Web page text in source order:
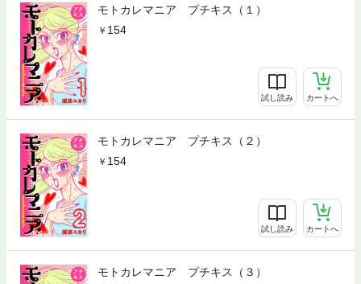
モトカレマニア プチキス（１）
154
試し読み カートへ
モトカレマニア プチキス（２）
154
試し読み カートへ
モトカレマニア プチキス（３）